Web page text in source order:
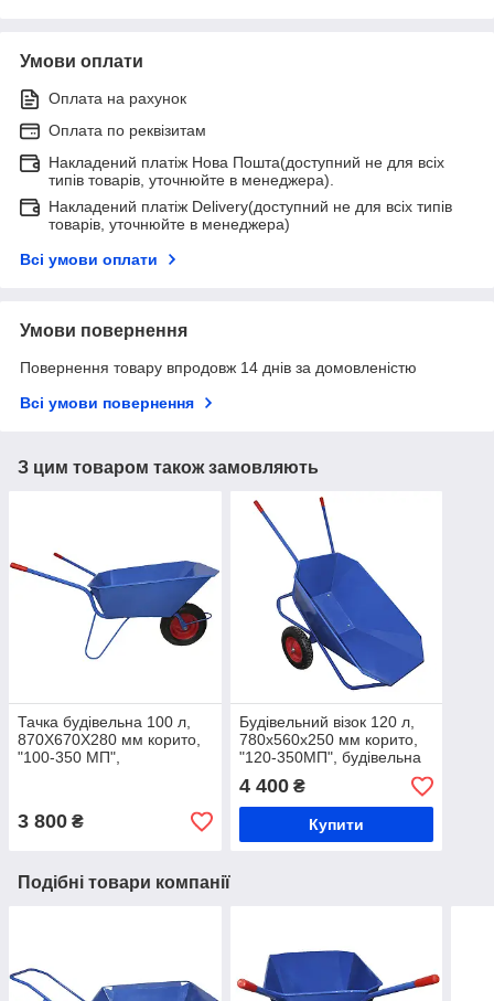
Умови оплати
Оплата на рахунок
Оплата по реквізитам
Накладений платіж Нова Пошта(доступний не для всіх
типів товарів, уточнюйте в менеджера).
Накладений платіж Delivery(доступний не для всіх типів
товарів, уточнюйте в менеджера)
Всі умови оплати
Умови повернення
Повернення товару впродовж 14 днів за домовленістю
Всі умови повернення
З цим товаром також замовляють
Тачка будівельна 100 л,
870Х670Х280 мм корито,
"100-350 МП",
3 800 ₴
Будівельний візок 120 л,
780х560х250 мм корито,
"120-350МП", будівельна
тачка
4 400₴
Купити
Подібні товари компанії